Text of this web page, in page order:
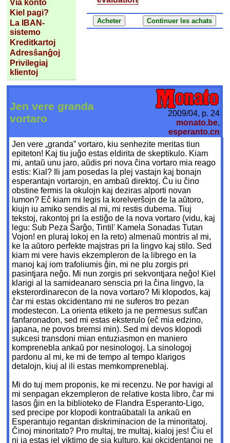
Via konto
Kiel pagi?
La IBAN-
sistemo
Kreditkartoj
Adresŝanĝoj
Privilegiaj
klientoj
Jen vere granda
vortaro
2009/04, p. 24
monato.be,
esperanto.cn
Jen vere „granda” vortaro, kiu senhezite meritas tiun
epiteton! Kaj tiu juĝo estas eldirita de skeptikulo. Kiam
mi, antaŭ unu jaro, aŭdis pri nova ĉina vortaro mia reago
estis: Kial? Ili jam posedas la plej vastajn kaj bonajn
esperantajn vortarojn, en ambaŭ direktoj. Ĉu iu ĉino
obstine fermis la okulojn kaj deziras alporti novan
lumon? Eĉ kiam mi legis la korelverŝojn de la aŭtoro,
kiujn iu amiko sendis al mi, mi restis dubema. Tiuj
tekstoj, rakontoj pri la estiĝo de la nova vortaro (vidu, kaj
legu: Sub Peza Ŝarĝo, Tintil' Kamela Sonadas Tutan
Vojon! en pluraj lokoj en la reto) almenaŭ montris al mi,
ke la aŭtoro perfekte majstras pri la lingvo kaj stilo. Sed
kiam mi vere havis ekzempleron de la librego en la
manoj kaj iom trafoliumis ĝin, mi ne plu zorgis pri
pasintjara neĝo. Mi nun zorgis pri sekvontjara neĝo! Kiel
klarigi al la samideanaro senscia pri la ĉina lingvo, la
eksterordinarecon de la nova vortaro? Mi klopodos, kaj
ĉar mi estas okcidentano mi ne suferos tro pezan
modestecon. La orienta etiketo ja ne permesus sufĉan
fanfaronadon, sed mi estas eksterulo (eĉ mia edzino,
japana, ne povos bremsi min). Sed mi devos klopodi
sukcesi transdoni mian entuziasmon en maniero
komprenebla ankaŭ por nesinologoj. La sinologoj
pardonu al mi, ke mi de tempo al tempo klarigos
detalojn, kiuj al ili estas memkompreneblaj.
Mi do tuj mem proponis, ke mi recenzu. Ne por havigi al
mi senpagan ekzempleron de relative kosta libro, ĉar mi
lasos ĝin en la biblioteko de Flandra Esperanto-Ligo,
sed precipe por klopodi kontraŭbatali la ankaŭ en
Esperantujo regantan diskriminacion de la minoritatoj.
Ĉinoj minoritato? Pro multaj, tre multaj, kialoj jes! Ĉiu el
ni ja estas iel viktimo de sia kulturo, kaj okcidentanoj ne